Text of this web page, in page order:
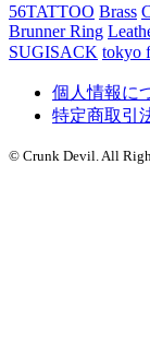
56TATTOO Brass
Brunner Ring
SUGISACK tokyo
個人情報に
特定商取引
© Crunk Devil. All